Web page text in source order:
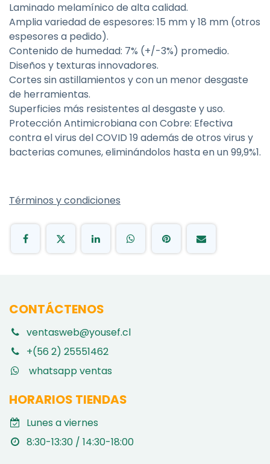
Laminado melamínico de alta calidad.
Amplia variedad de espesores: 15 mm y 18 mm (otros
espesores a pedido).
Contenido de humedad: 7% (+/-3%) promedio.
Diseños y texturas innovadores.
Cortes sin astillamientos y con un menor desgaste
de herramientas.
Superficies más resistentes al desgaste y uso.
Protección Antimicrobiana con Cobre: Efectiva
contra el virus del COVID 19 además de otros virus y
bacterias comunes, eliminándolos hasta en un 99,9%1.
Términos y condiciones
CONTÁCTENOS
ventasweb@yousef.cl
+(56 2) 25551462
whatsapp ventas
HORARIOS TIENDAS
Lunes a viernes
8:30-13:30 / 14:30-18:00